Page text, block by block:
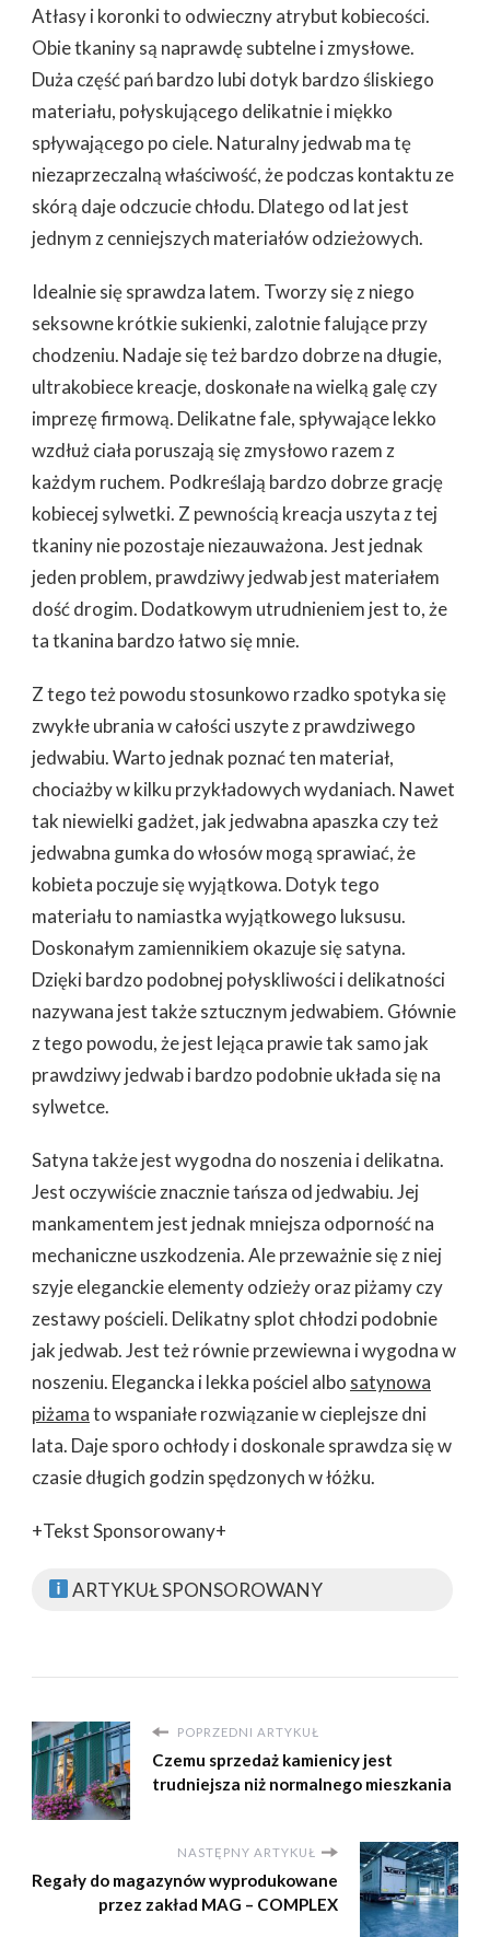
I
ZALETY
MAJĄ
UBRANIA
WYKONANE
Z
NATURALNEGO
Atłasy i koronki to odwieczny atrybut kobiecości.
Obie tkaniny są naprawdę subtelne i zmysłowe.
Duża część pań bardzo lubi dotyk bardzo śliskiego
materiału, połyskującego delikatnie i miękko
spływającego po ciele. Naturalny jedwab ma tę
niezaprzeczalną właściwość, że podczas kontaktu ze
skórą daje odczucie chłodu. Dlatego od lat jest
jednym z cenniejszych materiałów odzieżowych.
Idealnie się sprawdza latem. Tworzy się z niego
seksowne krótkie sukienki, zalotnie falujące przy
chodzeniu. Nadaje się też bardzo dobrze na długie,
ultrakobiece kreacje, doskonałe na wielką galę czy
imprezę firmową. Delikatne fale, spływające lekko
wzdłuż ciała poruszają się zmysłowo razem z
każdym ruchem. Podkreślają bardzo dobrze grację
kobiecej sylwetki. Z pewnością kreacja uszyta z tej
tkaniny nie pozostaje niezauważona. Jest jednak
jeden problem, prawdziwy jedwab jest materiałem
dość drogim. Dodatkowym utrudnieniem jest to, że
ta tkanina bardzo łatwo się mnie.
Z tego też powodu stosunkowo rzadko spotyka się
zwykłe ubrania w całości uszyte z prawdziwego
jedwabiu. Warto jednak poznać ten materiał,
chociażby w kilku przykładowych wydaniach. Nawet
tak niewielki gadżet, jak jedwabna apaszka czy też
jedwabna gumka do włosów mogą sprawiać, że
kobieta poczuje się wyjątkowa. Dotyk tego
materiału to namiastka wyjątkowego luksusu.
Doskonałym zamiennikiem okazuje się satyna.
Dzięki bardzo podobnej połyskliwości i delikatności
nazywana jest także sztucznym jedwabiem. Głównie
z tego powodu, że jest lejąca prawie tak samo jak
prawdziwy jedwab i bardzo podobnie układa się na
sylwetce.
Satyna także jest wygodna do noszenia i delikatna.
Jest oczywiście znacznie tańsza od jedwabiu. Jej
mankamentem jest jednak mniejsza odporność na
mechaniczne uszkodzenia. Ale przeważnie się z niej
szyje eleganckie elementy odzieży oraz piżamy czy
zestawy pościeli. Delikatny splot chłodzi podobnie
jak jedwab. Jest też równie przewiewna i wygodna w
noszeniu. Elegancka i lekka pościel albo satynowa
piżamato wspaniałe rozwiązanie w cieplejsze dni
lata. Daje sporo ochłody i doskonale sprawdza się w
czasie długich godzin spędzonych w łóżku.
+Tekst Sponsorowany+
ARTYKUŁ SPONSOROWANY
POPRZEDNI ARTYKUŁ
Czemu sprzedaż kamienicy jest
trudniejsza niż normalnego mieszkania
NASTĘPNY ARTYKUŁ
Regały do magazynów wyprodukowane
przez zakład MAG – COMPLEX